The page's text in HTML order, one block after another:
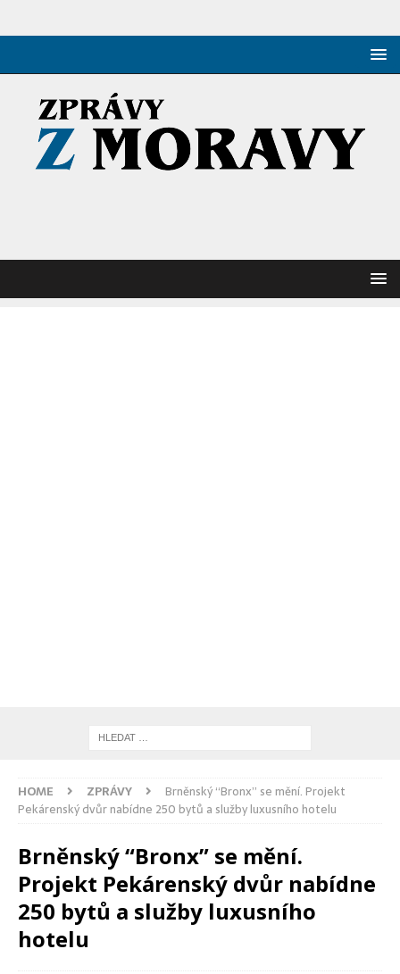
HOME ZPRÁVY
Brněnský “Bronx” se mění. Projekt
Pekárenský dvůr nabídne 250 bytů a služby luxusního hotelu
Brněnský “Bronx” se mění.
Projekt Pekárenský dvůr nabídne
250 bytů a služby luxusního
hotelu